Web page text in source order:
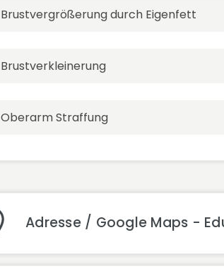
Brustvergrößerung durch Eigenfett
Brustverkleinerung
Oberarm Straffung
Adresse / Google Maps -